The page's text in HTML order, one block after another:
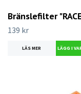
Bränslefilter
139 kr
LÄS MER